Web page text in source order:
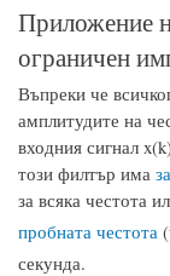
Приложение
ограничен
Въпреки че
амплитудите на
входния сигнал
този филтър има
за всяка честота
пробната честота
секунда.